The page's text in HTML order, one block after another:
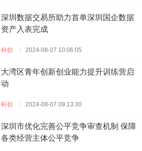
深圳数据交易所助力首单深圳国企数据
资产入表完成
科创 2024-08-07 10:06:05
大湾区青年创新创业能力提升训练营启
动
科创 2024-08-07 09:13:30
深圳市优化完善公平竞争审查机制 保障
各类经营主体公平竞争